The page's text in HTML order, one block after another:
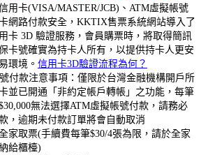
用卡(VISA/MASTER/JCB)、ATM虛擬帳號
網路付款安全，KKTIX售票系統網站導入了
卡 3D 驗證服務，會員購票時，將取得簡訊
卡號確實為持卡人所有，以提供持卡人更安
環境。 信用卡3D驗證流程為何？
付款注意事項：僅限於台灣金融機構開戶所
並已開通「非約定帳戶轉帳」之功能，每筆
無法選擇ATM虛擬帳號付款，請務必
，逾期未付款訂單將會自動取消
家取票(手續費每筆$30/4張為限，請於全家
給櫃檯)